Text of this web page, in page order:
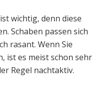
wichtig, denn diese
Schaben passen sich
rasant. Wenn Sie
ist es meist schon sehr
Regel nachtaktiv.